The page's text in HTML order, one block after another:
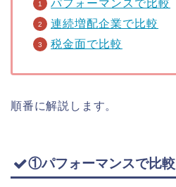
パフォーマンスで比較
連続増配企業で比較
税金面で比較
順番に解説します。
①パフォーマンスで比較